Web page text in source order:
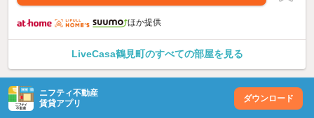
ほか提供
LiveCasa鶴見町のすべての部屋を見る
ニフティ不動産
賃貸アプリ
ダウンロード